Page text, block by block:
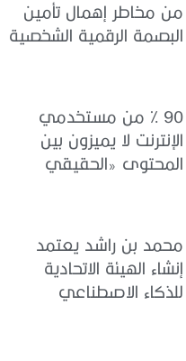
من مخاطر إهمال تأمين
البصمة الرقمية الشخصية
90 % من مستخدمي
الإنترنت لا يميزون بين
المحتوى «الحقيقي
محمد بن راشد يعتمد
إنشاء الهيئة الاتحادية
للذكاء الاصطناعي